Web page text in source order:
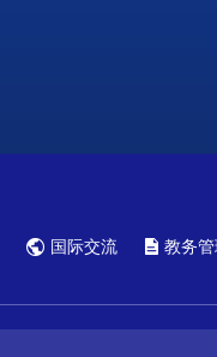
国际交流 教务管